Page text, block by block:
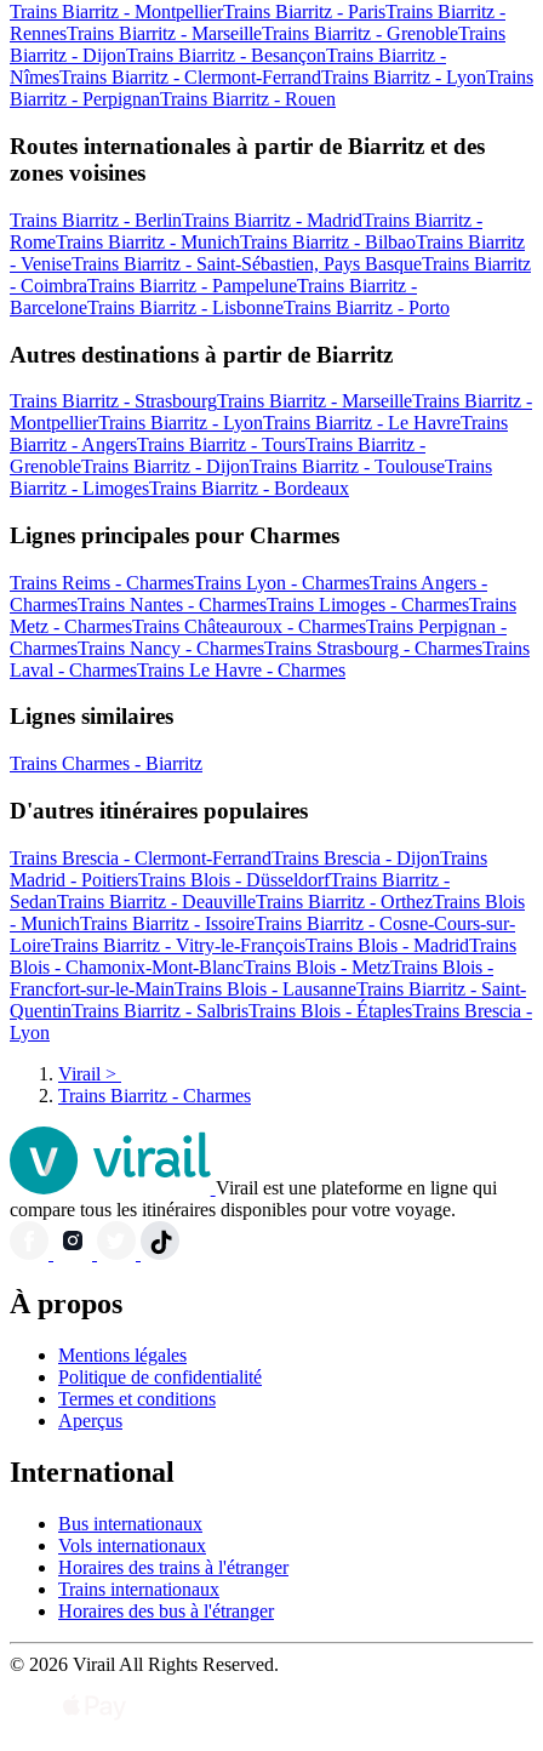
Trains Biarritz - MontpellierTrains Biarritz - ParisTrains Biarritz -
RennesTrains Biarritz - MarseilleTrains Biarritz - GrenobleTrains
Biarritz - DijonTrains Biarritz - BesançonTrains Biarritz -
NîmesTrains Biarritz - Clermont-FerrandTrains Biarritz - LyonTrains
Biarritz - PerpignanTrains Biarritz - Rouen
Routes internationales à partir de Biarritz et des
zones voisines
Trains Biarritz - BerlinTrains Biarritz - MadridTrains Biarritz -
RomeTrains Biarritz - MunichTrains Biarritz - BilbaoTrains Biarritz
- VeniseTrains Biarritz - Saint-Sébastien, Pays BasqueTrains Biarritz
- CoimbraTrains Biarritz - PampeluneTrains Biarritz -
BarceloneTrains Biarritz - LisbonneTrains Biarritz - Porto
Autres destinations à partir de Biarritz
Trains Biarritz - StrasbourgTrains Biarritz - MarseilleTrains Biarritz -
MontpellierTrains Biarritz - LyonTrains Biarritz - Le HavreTrains
Biarritz - AngersTrains Biarritz - ToursTrains Biarritz -
GrenobleTrains Biarritz - DijonTrains Biarritz - ToulouseTrains
Biarritz - LimogesTrains Biarritz - Bordeaux
Lignes principales pour Charmes
Trains Reims - CharmesTrains Lyon - CharmesTrains Angers -
CharmesTrains Nantes - CharmesTrains Limoges - CharmesTrains
Metz - CharmesTrains Châteauroux - CharmesTrains Perpignan -
CharmesTrains Nancy - CharmesTrains Strasbourg - CharmesTrains
Laval - CharmesTrains Le Havre - Charmes
Lignes similaires
Trains Charmes - Biarritz
D'autres itinéraires populaires
Trains Brescia - Clermont-FerrandTrains Brescia - DijonTrains
Madrid - PoitiersTrains Blois - DüsseldorfTrains Biarritz -
SedanTrains Biarritz - DeauvilleTrains Biarritz - OrthezTrains Blois
- MunichTrains Biarritz - IssoireTrains Biarritz - Cosne-Cours-sur-
LoireTrains Biarritz - Vitry-le-FrançoisTrains Blois - MadridTrains
Blois - Chamonix-Mont-BlancTrains Blois - MetzTrains Blois -
Francfort-sur-le-MainTrains Blois - LausanneTrains Biarritz - Saint-
QuentinTrains Biarritz - SalbrisTrains Blois - ÉtaplesTrains Brescia -
Lyon
Virail >
Trains Biarritz - Charmes
Virail est une plateforme en ligne qui
compare tous les itinéraires disponibles pour votre voyage.
À propos
Mentions légales
Politique de confidentialité
Termes et conditions
Aperçus
International
Bus internationaux
Vols internationaux
Horaires des trains à l'étranger
Trains internationaux
Horaires des bus à l'étranger
© 2026 Virail All Rights Reserved.